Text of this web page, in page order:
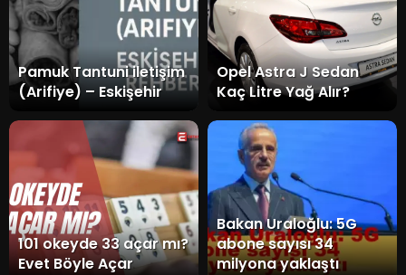
Pamuk Tantuni iletişim
(Arifiye) – Eskişehir
Opel Astra J Sedan
Kaç Litre Yağ Alır?
101 okeyde 33 açar mı?
Evet Böyle Açar
Bakan Uraloğlu: 5G
abone sayısı 34
milyona yaklaştı